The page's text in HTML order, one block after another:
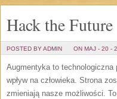
Hack the Future
POSTED BY ADMIN ON MAJ - 20 -
Augmentyka to technologiczna
wpływ na człowieka. Strona
zmieniają nasze możliwości.